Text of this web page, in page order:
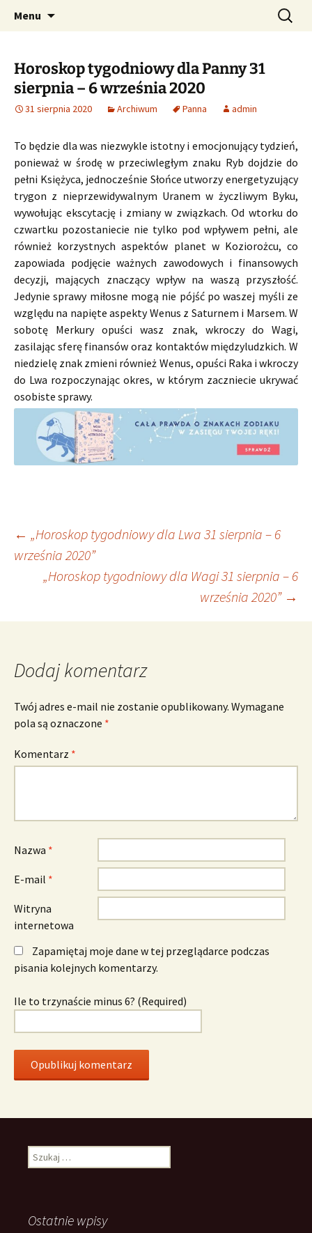
CzaroMarowy horoskop
dzienny, miesięczny i
tygodniowy
Profesjonalne przepowiednie astrologiczne
Menu Szukaj:
Horoskop tygodniowy dla Panny 31
sierpnia – 6 września 2020
31 sierpnia 2020 Archiwum Panna admin
To będzie dla was niezwykle istotny i emocjonujący tydzień,
ponieważ w środę w przeciwległym znaku Ryb dojdzie do
pełni Księżyca, jednocześnie Słońce utworzy energetyzujący
trygon z nieprzewidywalnym Uranem w życzliwym Byku,
wywołując ekscytację i zmiany w związkach. Od wtorku do
czwartku pozostaniecie nie tylko pod wpływem pełni, ale
również korzystnych aspektów planet w Koziorożcu, co
zapowiada podjęcie ważnych zawodowych i finansowych
decyzji, mających znaczący wpływ na waszą przyszłość.
Jedynie sprawy miłosne mogą nie pójść po waszej myśli ze
względu na napięte aspekty Wenus z Saturnem i Marsem. W
sobotę Merkury opuści wasz znak, wkroczy do Wagi,
zasilając sferę finansów oraz kontaktów międzyludzkich. W
niedzielę znak zmieni również Wenus, opuści Raka i wkroczy
do Lwa rozpoczynając okres, w którym zaczniecie ukrywać
osobiste sprawy.
Nawigacja
wpisu
← „Horoskop tygodniowy dla Lwa 31 sierpnia – 6
września 2020”
„Horoskop tygodniowy dla Wagi 31 sierpnia – 6
września 2020” →
Dodaj komentarz
Twój adres e-mail nie zostanie opublikowany. Wymagane
pola są oznaczone *
Komentarz *
Nazwa *
E-mail *
Witryna
internetowa
Zapamiętaj moje dane w tej przeglądarce podczas
pisania kolejnych komentarzy.
Ile to trzynaście minus 6? (Required)
Szukaj:
Ostatnie wpisy